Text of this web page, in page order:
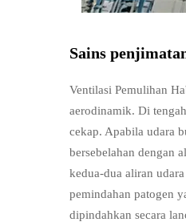
Sains
Ventilasi Pemulihan
aerodinamik. Di
cekap. Apabila udara
bersebelahan dengan
kedua-dua aliran
pemindahan patogen
dipindahkan secara